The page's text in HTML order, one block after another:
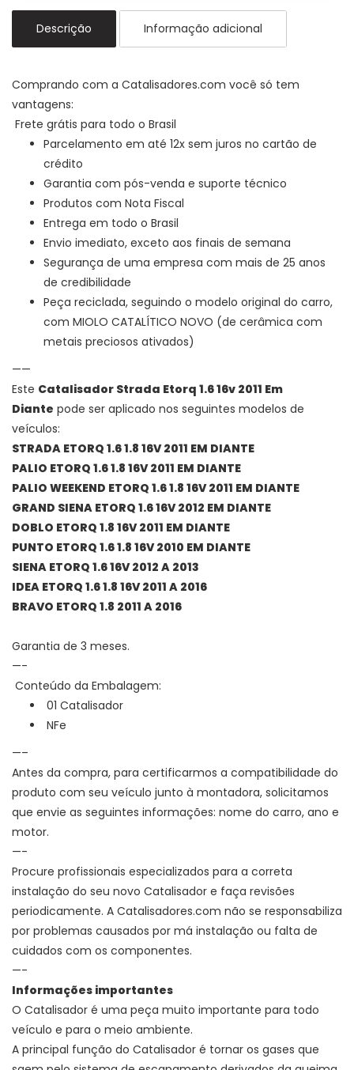
diante
quantidade
diante
quantidade
Descrição Informação adicional
Comprando com a Catalisadores.com você só tem
vantagens:
Frete grátis para todo o Brasil
Parcelamento em até 12x sem juros no cartão de
crédito
Garantia com pós-venda e suporte técnico
Produtos com Nota Fiscal
Entrega em todo o Brasil
Envio imediato, exceto aos finais de semana
Segurança de uma empresa com mais de 25 anos
de credibilidade
Peça reciclada, seguindo o modelo original do carro,
com MIOLO CATALÍTICO NOVO (de cerâmica com
metais preciosos ativados)
——
Este Catalisador Strada Etorq 1.6 16v 2011 Em
Diante pode ser aplicado nos seguintes modelos de
veículos:
STRADA ETORQ 1.6 1.8 16V 2011 EM DIANTE
PALIO ETORQ 1.6 1.8 16V 2011 EM DIANTE
PALIO WEEKEND ETORQ 1.6 1.8 16V 2011 EM DIANTE
GRAND SIENA ETORQ 1.6 16V 2012 EM DIANTE
DOBLO ETORQ 1.8 16V 2011 EM DIANTE
PUNTO ETORQ 1.6 1.8 16V 2010 EM DIANTE
SIENA ETORQ 1.6 16V 2012 A 2013
IDEA ETORQ 1.6 1.8 16V 2011 A 2016
BRAVO ETORQ 1.8 2011 A 2016
Garantia de 3 meses.
—-
Conteúdo da Embalagem:
01 Catalisador
NFe
—–
Antes da compra, para certificarmos a compatibilidade do
produto com seu veículo junto à montadora, solicitamos
que envie as seguintes informações: nome do carro, ano e
motor.
—-
Procure profissionais especializados para a correta
instalação do seu novo Catalisador e faça revisões
periodicamente. A Catalisadores.com não se responsabiliza
por problemas causados por má instalação ou falta de
cuidados com os componentes.
—-
Informações importantes
O Catalisador é uma peça muito importante para todo
veículo e para o meio ambiente.
A principal função do Catalisador é tornar os gases que